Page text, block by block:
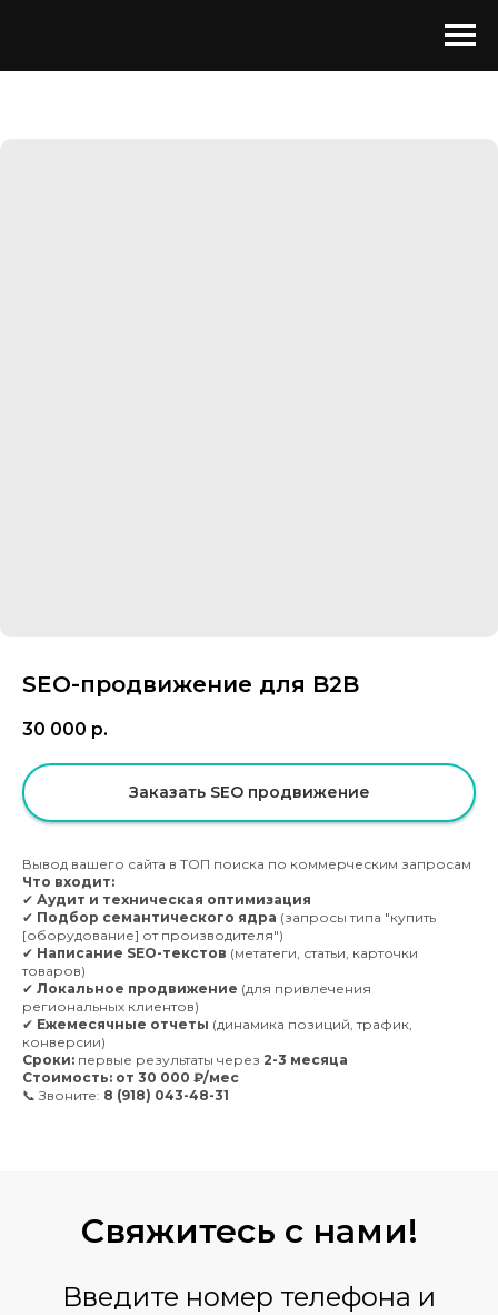
SEO-продвижение для B2B
30 000 р.
Заказать SEO продвижение
Вывод вашего сайта в ТОП поиска по коммерческим запросам
Что входит:
✔ Аудит и техническая оптимизация
✔ Подбор семантического ядра (запросы типа "купить
[оборудование] от производителя")
✔ Написание SEO-текстов (метатеги, статьи, карточки
товаров)
✔ Локальное продвижение (для привлечения
региональных клиентов)
✔ Ежемесячные отчеты (динамика позиций, трафик,
конверсии)
Сроки: первые результаты через 2-3 месяца
Стоимость: от 30 000 ₽/мес
📞 Звоните: 8 (918) 043-48-31
Свяжитесь с нами!
Введите номер телефона и